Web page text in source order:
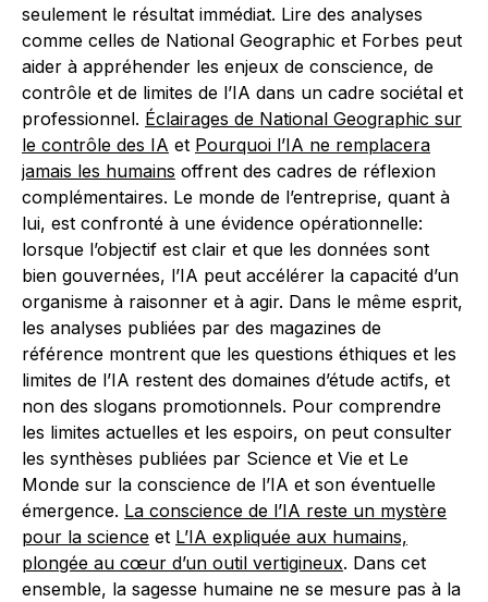
seulement le résultat immédiat. Lire des analyses
comme celles de National Geographic et Forbes peut
aider à appréhender les enjeux de conscience, de
contrôle et de limites de l’IA dans un cadre sociétal et
professionnel. Éclairages de National Geographic sur
le contrôle des IA et Pourquoi l’IA ne remplacera
jamais les humains offrent des cadres de réflexion
complémentaires. Le monde de l’entreprise, quant à
lui, est confronté à une évidence opérationnelle:
lorsque l’objectif est clair et que les données sont
bien gouvernées, l’IA peut accélérer la capacité d’un
organisme à raisonner et à agir. Dans le même esprit,
les analyses publiées par des magazines de
référence montrent que les questions éthiques et les
limites de l’IA restent des domaines d’étude actifs, et
non des slogans promotionnels. Pour comprendre
les limites actuelles et les espoirs, on peut consulter
les synthèses publiées par Science et Vie et Le
Monde sur la conscience de l’IA et son éventuelle
émergence. La conscience de l’IA reste un mystère
pour la science et L’IA expliquée aux humains,
plongée au cœur d’un outil vertigineux. Dans cet
ensemble, la sagesse humaine ne se mesure pas à la